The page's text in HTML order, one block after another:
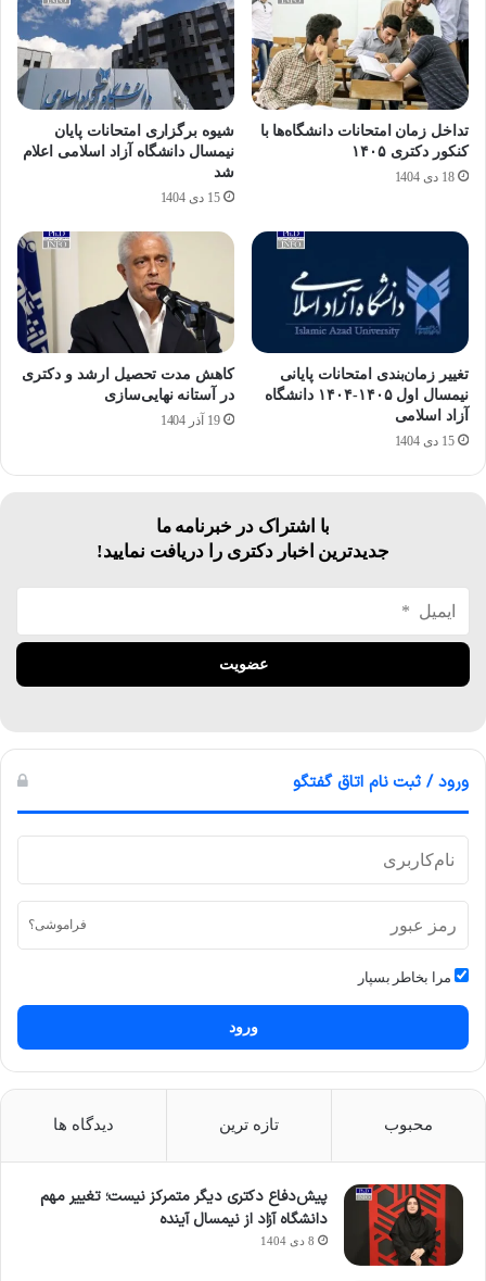
تداخل زمان امتحانات دانشگاه‌ها با
کنکور دکتری ۱۴۰۵
18 دی 1404
شیوه برگزاری امتحانات پایان
نیمسال دانشگاه آزاد اسلامی اعلام
شد
15 دی 1404
تغییر زمان‌بندی امتحانات پایانی
نیمسال اول ۱۴۰۵-۱۴۰۴ دانشگاه
آزاد اسلامی
15 دی 1404
کاهش مدت تحصیل ارشد و دکتری
در آستانه نهایی‌سازی
19 آذر 1404
با اشتراک در خبرنامه ما
جدیدترین اخبار دکتری را دریافت نمایید!
ورود / ثبت نام اتاق گفتگو
فراموشی؟
مرا بخاطر بسپار
ورود
محبوب تازه ترین دیدگاه ها
پیش‌دفاع دکتری دیگر متمرکز نیست؛ تغییر مهم
دانشگاه آزاد از نیمسال آینده
8 دی 1404